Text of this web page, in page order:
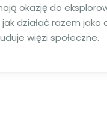
okazję do
działać razem
więzi społeczne.